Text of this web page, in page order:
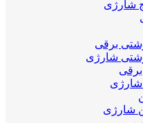
شارژی
برقی
شارژی
شارژی
شارژی